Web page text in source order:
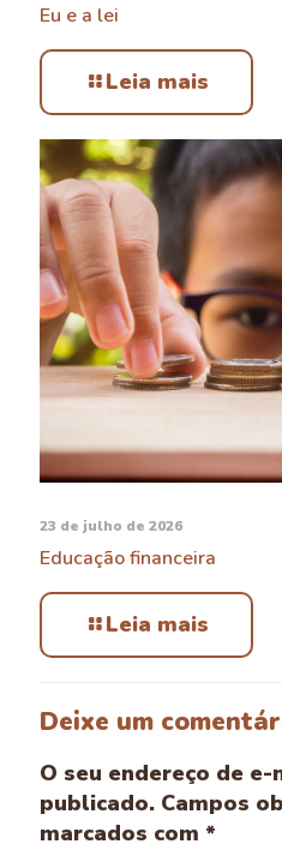
Eu e a lei
Leia mais
23 de julho de 2026
Educação financeira
Leia mais
Deixe um
O seu endereço de
publicado. Campos
marcados com *